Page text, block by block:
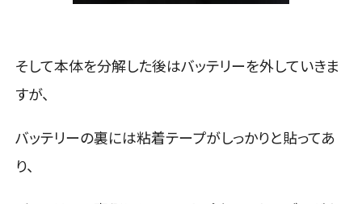
そして本体を分解した後はバッテリーを外していきま
すが、
バッテリーの裏には粘着テープがしっかりと貼ってあ
り、